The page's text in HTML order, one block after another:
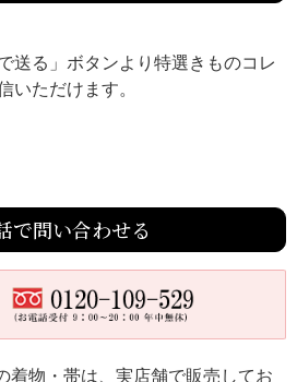
着物・帯は、実店舗で販売してお
送る」ボタンより特選きものコレ
いただけます。
で問い合わせる